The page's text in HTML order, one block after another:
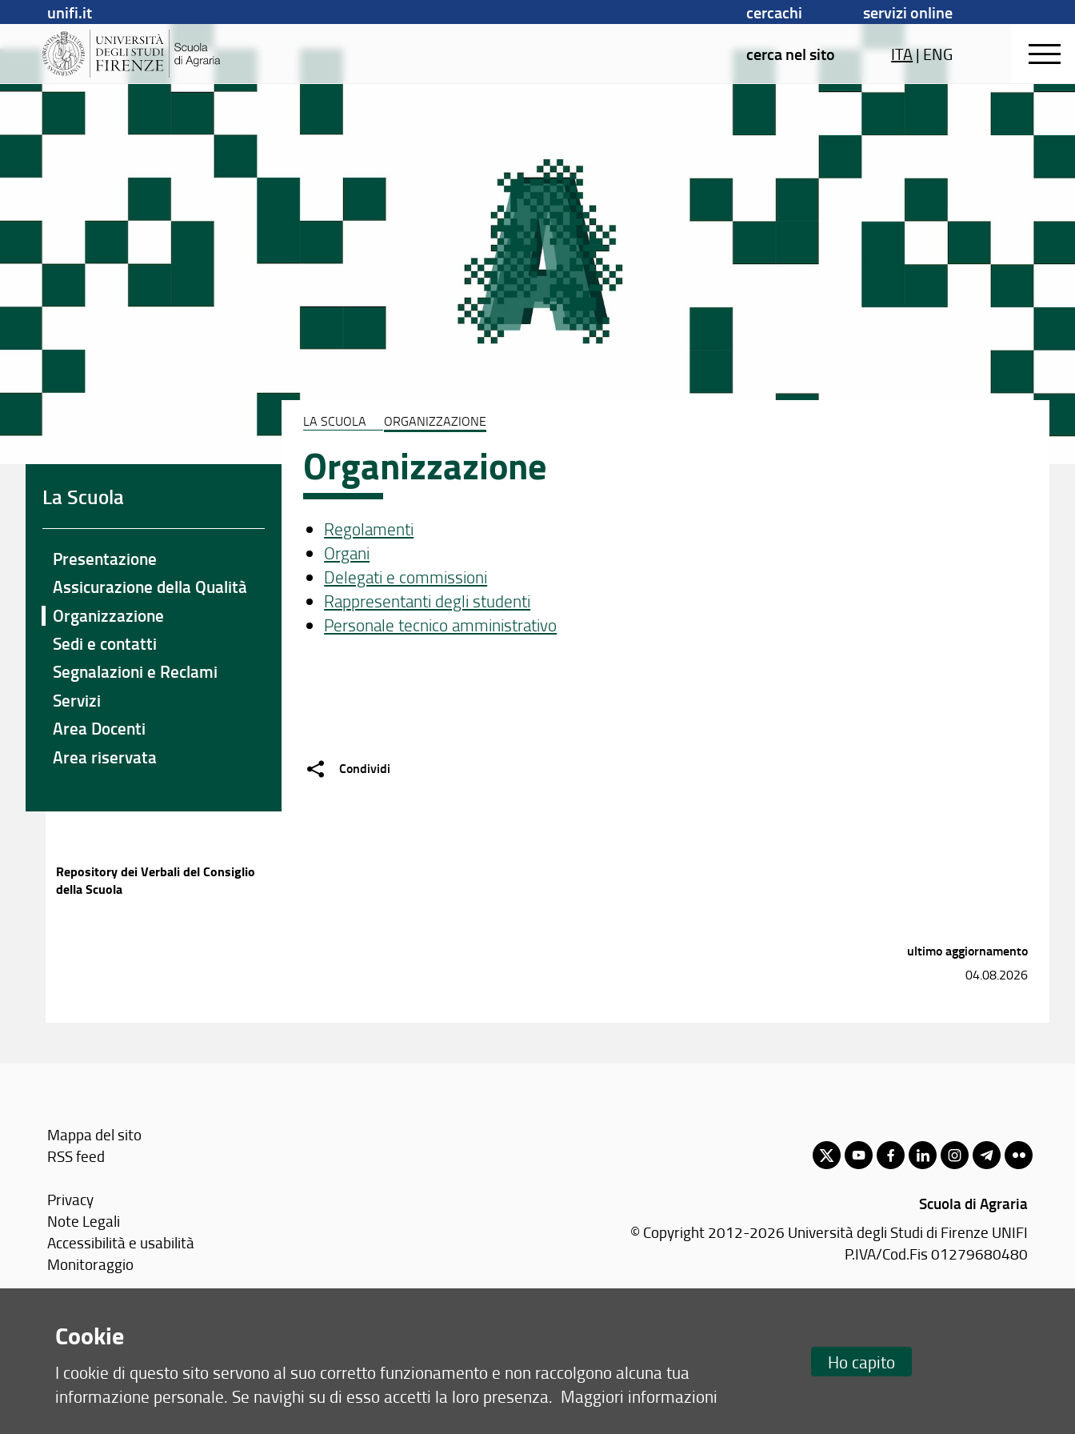
unifi.it cercachi
servizi online
cerca nel sito
ITA|ENG
LA SCUOLA ORGANIZZAZIONE
Organizzazione
Regolamenti
Organi
Delegati e commissioni
Rappresentanti degli studenti
Personale tecnico amministrativo
Condividi
La Scuola
Presentazione
Assicurazione della Qualità
Organizzazione
Sedi e contatti
Segnalazioni e Reclami
Servizi
Area Docenti
Area riservata
Repository dei Verbali del Consiglio
della Scuola
ultimo aggiornamento
04.08.2026
Mappa del sito
RSS feed
Privacy
Note Legali
Accessibilità e usabilità
Monitoraggio
Scuola di Agraria
© Copyright 2012-2026 Università degli Studi di Firenze UNIFI
P.IVA/Cod.Fis 01279680480
Email:scuola(AT)agraria.unifi.it
Cookie
I cookie di questo sito servono al suo corretto funzionamento e non raccolgono alcuna tua
informazione personale. Se navighi su di esso accetti la loro presenza. Maggiori informazioni
Ho capito